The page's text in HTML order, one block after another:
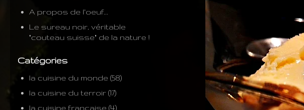
A propos de l'oeuf...
Le sureau noir, véritable
"couteau suisse" de la nature !
Catégories
la cuisine du monde (58)
la cuisine du terroir (17)
la cuisine française (4)